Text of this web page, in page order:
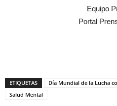
Equipo
Portal
ETIQUETAS Día Mundial de la Lucha
Salud Mental